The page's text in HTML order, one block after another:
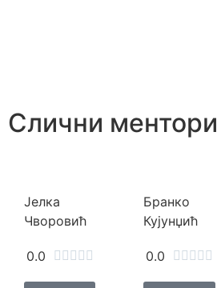
Слични ментори
Јелка
Чворовић
0.0     
Бранко
Кујунџић
0.0     